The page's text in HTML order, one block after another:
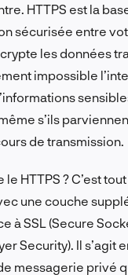
HTTPS est la
sécurisée entre
les données
impossible
s’ils
de transmission.
le HTTPS ? C’est
une couche
à SSL (Secure
Security). Il s’agit
messagerie privé